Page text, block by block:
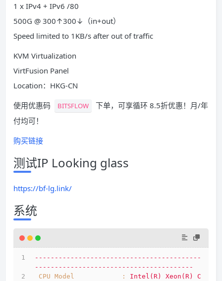
1 x IPv4 + IPv6 /80
500G @ 300↑300↓（in+out）
Speed limited to 1KB/s after out of traffic
KVM Virtualization
VirtFusion Panel
Location：HKG-CN
使用优惠码
BITSFLOW
下单，可享循环 8.5折优惠！月/年
付均可！
购买链接
测试IP Looking glass
https://bf-lg.link/
系统
------------------------------------------
----------------------------------------
CPU Model            :
Intel(R) Xeon(R)
C